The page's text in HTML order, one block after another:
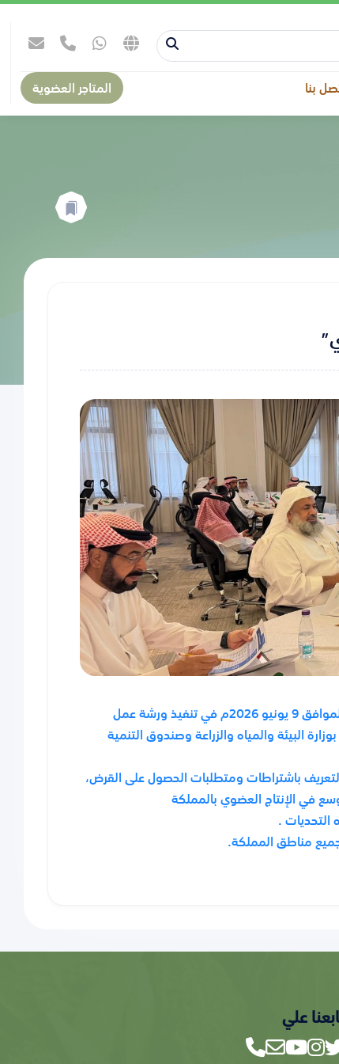
بنا المتاجر العضوية
شاركت الجمعية السعودية للزراعة العضوية اليوم الثلاثاء 23 ذو الحجة 1447هـ الموافق 9 يونيو 2026م في تنفيذ ورشة عمل
البيئة والمياه والزراعة وصندوق التنمية
باشتراطات ومتطلبات الحصول على القرض،
في الإنتاج العضوي بالمملكة
التحديات .
مناطق المملكة.
علي